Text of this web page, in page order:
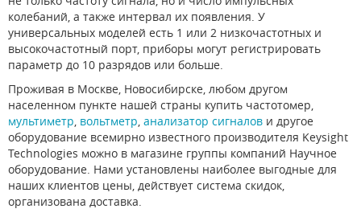
колебаний, а также интервал их появления. У
универсальных моделей есть 1 или 2 низкочастотных и
высокочастотный порт, приборы могут регистрировать
параметр до 10 разрядов или больше.
Проживая в Москве, Новосибирске, любом другом
населенном пункте нашей страны купить частотомер,
мультиметр вольтметр анализатор сигналов и другое
оборудование всемирно известного производителя Keysight
Technologies можно в магазине группы компаний Научное
оборудование. Нами установлены наиболее выгодные для
наших клиентов цены, действует система скидок,
организована доставка.